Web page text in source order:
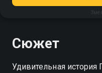
Сюжет
Удивительная